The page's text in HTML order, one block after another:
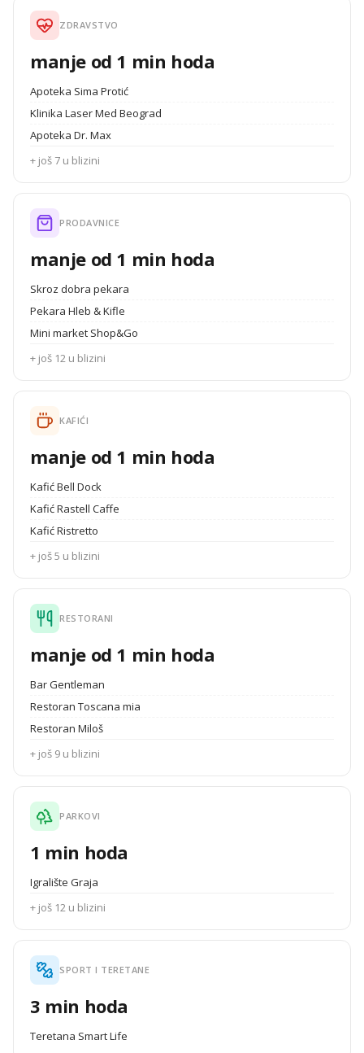
ZDRAVSTVO
manje od 1 min hoda
Apoteka Sima Protić
Klinika Laser Med Beograd
Apoteka Dr. Max
+ još 7 u blizini
PRODAVNICE
manje od 1 min hoda
Skroz dobra pekara
Pekara Hleb & Kifle
Mini market Shop&Go
+ još 12 u blizini
KAFIĆI
manje od 1 min hoda
Kafić Bell Dock
Kafić Rastell Caffe
Kafić Ristretto
+ još 5 u blizini
RESTORANI
manje od 1 min hoda
Bar Gentleman
Restoran Toscana mia
Restoran Miloš
+ još 9 u blizini
PARKOVI
1 min hoda
Igralište Graja
+ još 12 u blizini
SPORT I TERETANE
3 min hoda
Teretana Smart Life